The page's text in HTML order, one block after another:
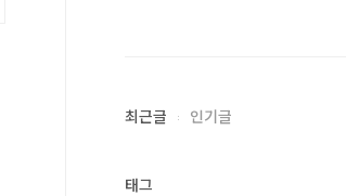
최근글 인기글
태그